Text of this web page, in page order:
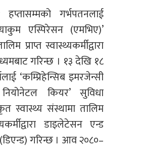
गर्भपतनलाई
एस्पिरेसन (एमभिए)’
प्राप्त स्वास्थ्यकर्मीद्वारा
गरिन्छ । १३ देखि १८
‘कम्प्रिहेन्सिब इमरजेन्सी
कियर’ सुविधा
स्वास्थ्य संस्थामा तालिम
डाइलेटेसन एन्ड
गरिन्छ । आव २०८०–